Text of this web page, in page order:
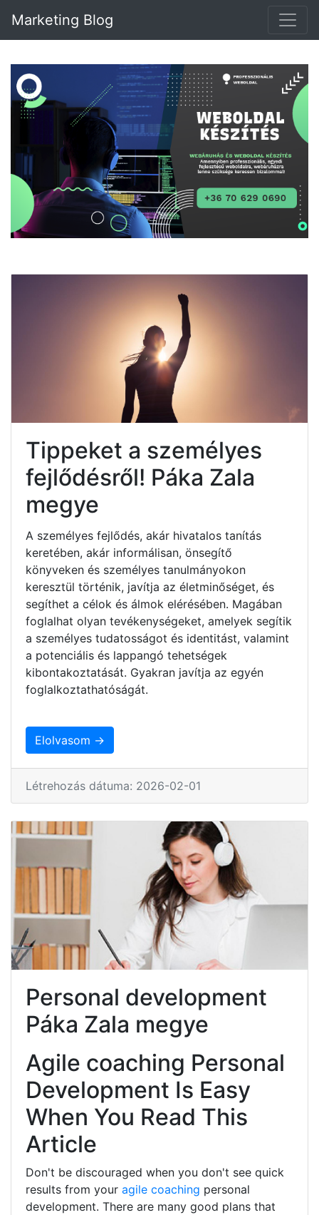
Marketing Blog
Tippeket a személyes
fejlődésről! Páka Zala
megye
A személyes fejlődés, akár hivatalos tanítás
keretében, akár informálisan, önsegítő
könyveken és személyes tanulmányokon
keresztül történik, javítja az életminőséget, és
segíthet a célok és álmok elérésében. Magában
foglalhat olyan tevékenységeket, amelyek segítik
a személyes tudatosságot és identitást, valamint
a potenciális és lappangó tehetségek
kibontakoztatását. Gyakran javítja az egyén
foglalkoztathatóságát.
Elolvasom →
Létrehozás dátuma: 2026-02-01
Personal development
Páka Zala megye
Agile coaching Personal
Development Is Easy
When You Read This
Article
Don't be discouraged when you don't see quick
results from your agile coaching personal
development. There are many good plans that